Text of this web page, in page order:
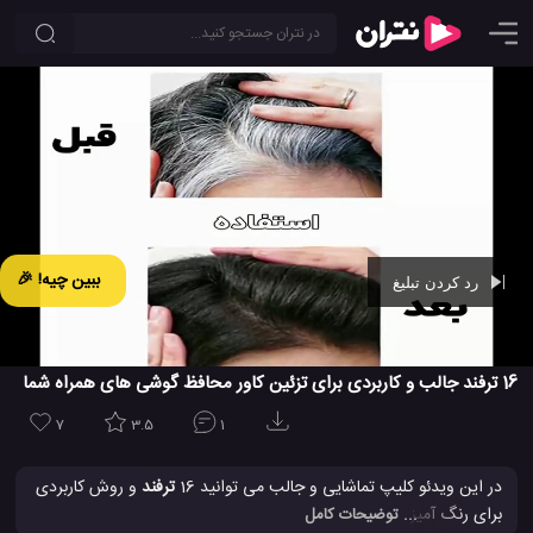
ببین چیه! 🎉
16 ترفند جالب و کاربردی برای تزئین کاور محافظ گوشی های همراه شما
7 3.5 1
در این ویدئو کلیپ تماشایی و جالب می توانید 16 ترفند و روش کاربردی
برای رنگ آمیزی و یا سفارشی سازی کاور محافظ موبایل خود را مشاهده
... توضیحات کامل